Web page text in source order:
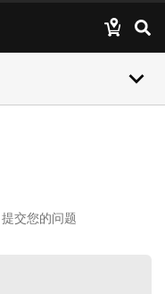
keyboard_arrow_down
提交您的问题